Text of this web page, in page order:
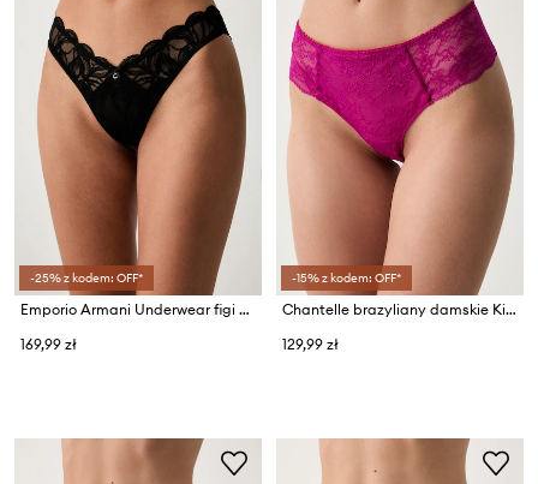
-25% z kodem: OFF*
Emporio Armani Underwear figi damskie koronkowe
169,99 zł
-15% z kodem: OFF*
Chantelle brazyliany damskie Kiss
129,99 zł